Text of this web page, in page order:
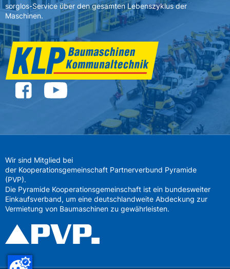
sorglos-Service über den gesamten Lebenszyklus der
Maschinen.
Wir sind Mitglied bei
der Kooperationsgemeinschaft Partnerverbund Pyramide
(PVP).
Die Pyramide Kooperationsgemeinschaft ist ein bundesweiter
Einkaufsverband, um eine deutschlandweite Abdeckung zur
Vermietung von Baumaschinen zu gewährleisten.